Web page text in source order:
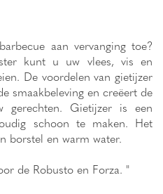
aan vervanging toe?
kunt u uw vlees, vis en
De voordelen van gietijzer
smaakbeleving en creëert de
gerechten. Gietijzer is een
schoon te maken. Het
borstel en warm water.
de Robusto en Forza. "